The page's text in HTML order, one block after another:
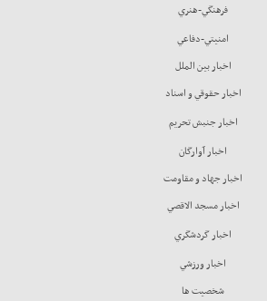
فرهنگي-هنري
امنيتي-دفاعي
اخبار بين الملل
اخبار حقوقي و اسناد
اخبار جنبش تحريم
اخبار آوارگان
اخبار جهاد و مقاومت
اخبار مسجد الاقصي
اخبار گردشگري
اخبار ورزشي
شخصيت ها